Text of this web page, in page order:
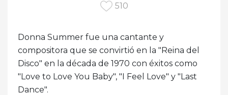
510
Donna Summer fue una cantante y
compositora que se convirtió en la "Reina del
Disco" en la década de 1970 con éxitos como
"Love to Love You Baby", "I Feel Love" y "Last
Dance".